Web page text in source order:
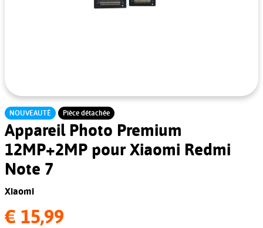
NOUVEAUTÉ Pièce détachée
Appareil Photo Premium
12MP+2MP pour Xiaomi Redmi
Note 7
Xiaomi
€ 15,99